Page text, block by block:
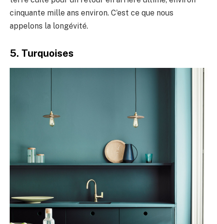
cinquante mille ans environ. C’est ce que nous
appelons la longévité.
5. Turquoises